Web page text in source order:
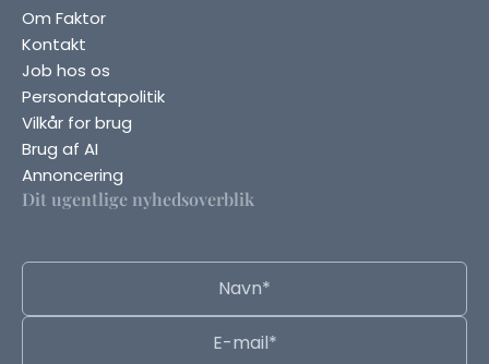
Om Faktor
Kontakt
Job hos os
Persondatapolitik
Vilkår for brug
Brug af AI
Annoncering
Dit ugentlige nyhedsoverblik